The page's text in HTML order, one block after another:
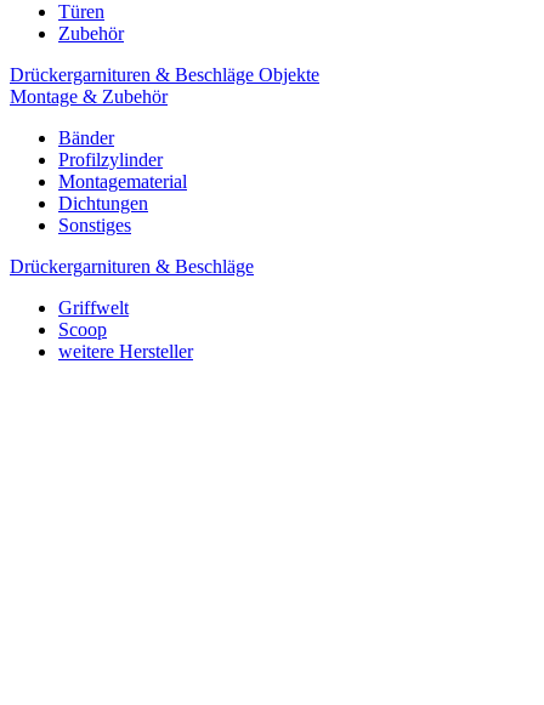
Türen
Zubehör
Drückergarnituren & Beschläge Objekte
Montage & Zubehör
Bänder
Profilzylinder
Montagematerial
Dichtungen
Sonstiges
Drückergarnituren & Beschläge
Griffwelt
Scoop
weitere Hersteller